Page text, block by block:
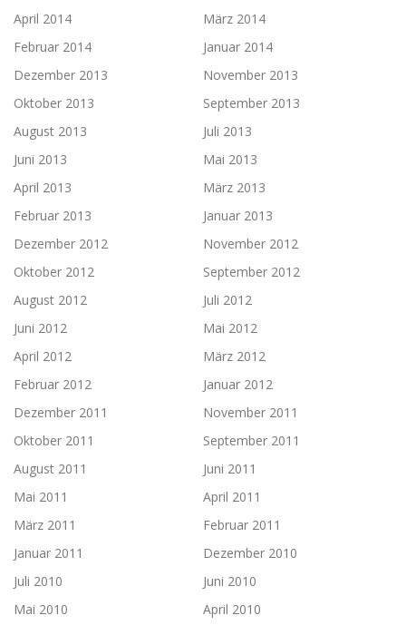
April 2014
März 2014
Februar 2014
Januar 2014
Dezember 2013
November 2013
Oktober 2013
September 2013
August 2013
Juli 2013
Juni 2013
Mai 2013
April 2013
März 2013
Februar 2013
Januar 2013
Dezember 2012
November 2012
Oktober 2012
September 2012
August 2012
Juli 2012
Juni 2012
Mai 2012
April 2012
März 2012
Februar 2012
Januar 2012
Dezember 2011
November 2011
Oktober 2011
September 2011
August 2011
Juni 2011
Mai 2011
April 2011
März 2011
Februar 2011
Januar 2011
Dezember 2010
Juli 2010
Juni 2010
Mai 2010
April 2010